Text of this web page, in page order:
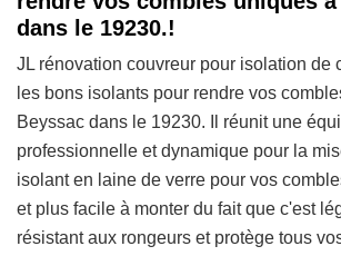
dans le 19230.!
JL rénovation couvreur pour isolation de
les bons isolants pour rendre vos
Beyssac dans le 19230. Il réunit une
professionnelle et dynamique pour la
isolant en laine de verre pour vos
et plus facile à monter du fait que c'est
résistant aux rongeurs et protège tous